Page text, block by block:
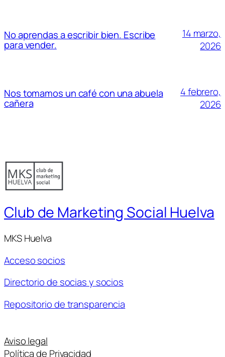
No aprendas a escribir bien. Escribe
para vender.
14 marzo,
2026
Nos tomamos un café con una abuela
cañera
4 febrero,
2026
Club de Marketing Social Huelva
MKS Huelva
Acceso socios
Directorio de socias y socios
Repositorio de transparencia
Aviso legal
Política de Privacidad